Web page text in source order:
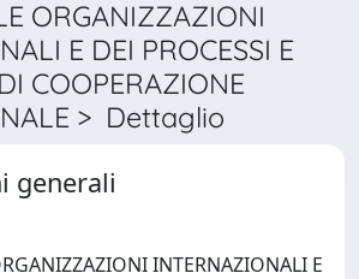
ORGANIZZAZIONI
E DEI PROCESSI E
COOPERAZIONE
> Dettaglio
generali
INTERNAZIONALI E